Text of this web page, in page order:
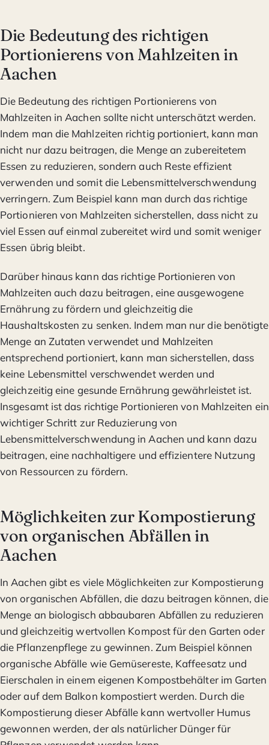
Die Bedeutung des richtigen
Portionierens von Mahlzeiten in
Aachen
Die Bedeutung des richtigen Portionierens von
Mahlzeiten in Aachen sollte nicht unterschätzt werden.
Indem man die Mahlzeiten richtig portioniert, kann man
nicht nur dazu beitragen, die Menge an zubereitetem
Essen zu reduzieren, sondern auch Reste effizient
verwenden und somit die Lebensmittelverschwendung
verringern. Zum Beispiel kann man durch das richtige
Portionieren von Mahlzeiten sicherstellen, dass nicht zu
viel Essen auf einmal zubereitet wird und somit weniger
Essen übrig bleibt.
Darüber hinaus kann das richtige Portionieren von
Mahlzeiten auch dazu beitragen, eine ausgewogene
Ernährung zu fördern und gleichzeitig die
Haushaltskosten zu senken. Indem man nur die benötigte
Menge an Zutaten verwendet und Mahlzeiten
entsprechend portioniert, kann man sicherstellen, dass
keine Lebensmittel verschwendet werden und
gleichzeitig eine gesunde Ernährung gewährleistet ist.
Insgesamt ist das richtige Portionieren von Mahlzeiten ein
wichtiger Schritt zur Reduzierung von
Lebensmittelverschwendung in Aachen und kann dazu
beitragen, eine nachhaltigere und effizientere Nutzung
von Ressourcen zu fördern.
Möglichkeiten zur Kompostierung
von organischen Abfällen in
Aachen
In Aachen gibt es viele Möglichkeiten zur Kompostierung
von organischen Abfällen, die dazu beitragen können, die
Menge an biologisch abbaubaren Abfällen zu reduzieren
und gleichzeitig wertvollen Kompost für den Garten oder
die Pflanzenpflege zu gewinnen. Zum Beispiel können
organische Abfälle wie Gemüsereste, Kaffeesatz und
Eierschalen in einem eigenen Kompostbehälter im Garten
oder auf dem Balkon kompostiert werden. Durch die
Kompostierung dieser Abfälle kann wertvoller Humus
gewonnen werden, der als natürlicher Dünger für